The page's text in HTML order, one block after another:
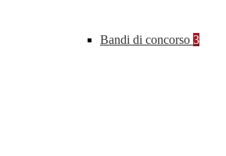
Bandi di concorso 3